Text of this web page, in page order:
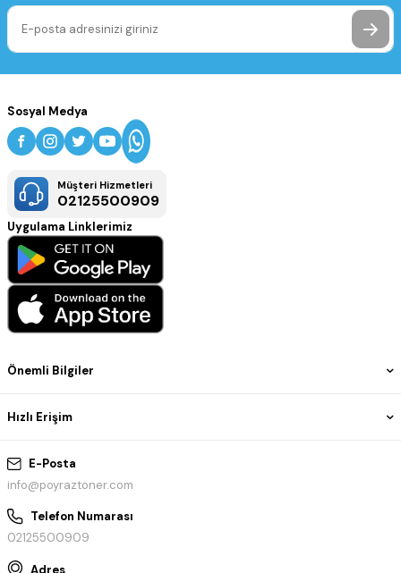
E-Posta
info@poyraztoner.com
Telefon Numarası
02125500909
Adres
Önemli Bilgiler
Hızlı Erişim
Sosyal Medya
Müşteri Hizmetleri
02125500909
Uygulama Linklerimiz